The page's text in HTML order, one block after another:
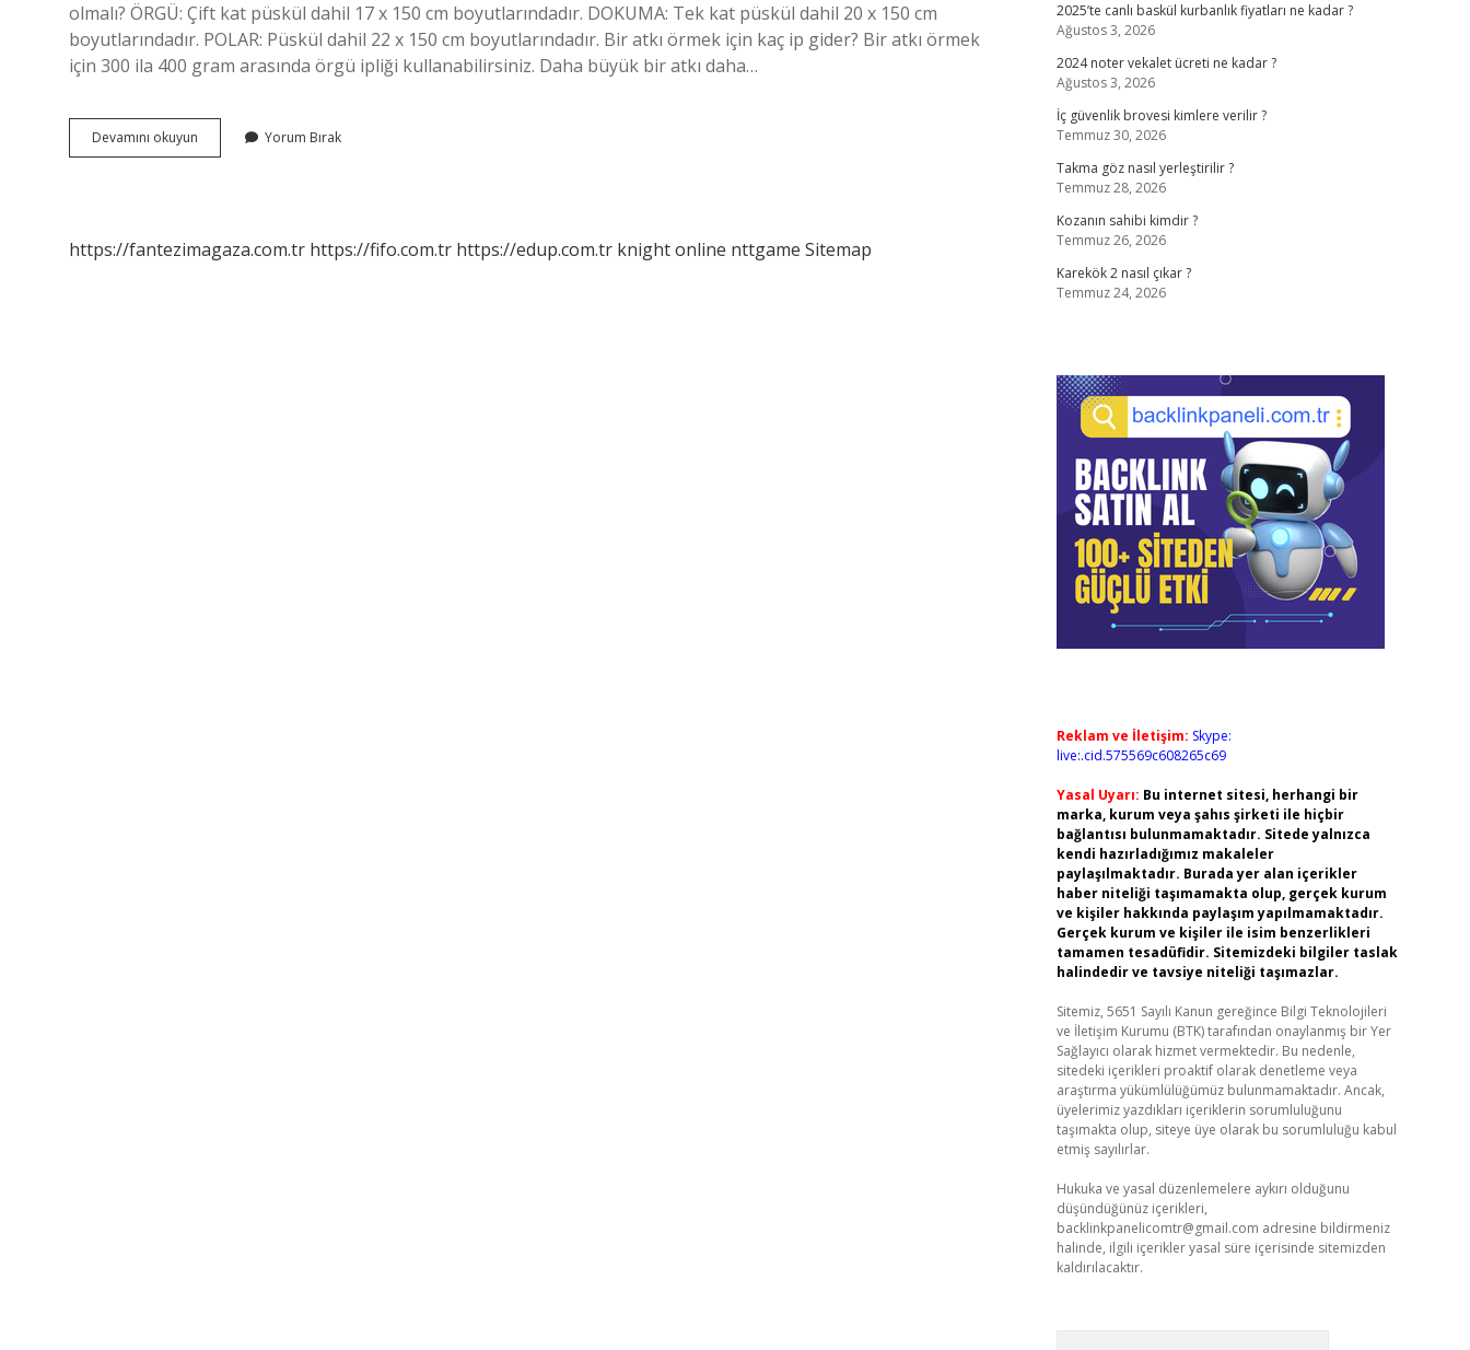
olmalı? ÖRGÜ: Çift kat püskül dahil 17 x 150 cm boyutlarındadır. DOKUMA: Tek kat püskül dahil 20 x 150 cm
boyutlarındadır. POLAR: Püskül dahil 22 x 150 cm boyutlarındadır. Bir atkı örmek için kaç ip gider? Bir atkı örmek
için 300 ila 400 gram arasında örgü ipliği kullanabilirsiniz. Daha büyük bir atkı daha…
Devamını okuyun
Atkı
Yorum Bırak
https://fantezimagaza.com.tr https://fifo.com.tr https://edup.com.tr knight online nttgame Sitemap
2025’te canlı baskül kurbanlık fiyatları ne kadar ?
Ağustos 3, 2026
2024 noter vekalet ücreti ne kadar ?
Ağustos 3, 2026
İç güvenlik brovesi kimlere verilir ?
Temmuz 30, 2026
Takma göz nasıl yerleştirilir ?
Temmuz 28, 2026
Kozanın sahibi kimdir ?
Temmuz 26, 2026
Karekök 2 nasıl çıkar ?
Temmuz 24, 2026
Reklam ve İletişim: Skype:
live:.cid.575569c608265c69
Yasal Uyarı: Bu internet sitesi, herhangi bir
marka, kurum veya şahıs şirketi ile hiçbir
bağlantısı bulunmamaktadır. Sitede yalnızca
kendi hazırladığımız makaleler
paylaşılmaktadır. Burada yer alan içerikler
haber niteliği taşımamakta olup, gerçek kurum
ve kişiler hakkında paylaşım yapılmamaktadır.
Gerçek kurum ve kişiler ile isim benzerlikleri
tamamen tesadüfidir. Sitemizdeki bilgiler taslak
halindedir ve tavsiye niteliği taşımazlar.
Sitemiz, 5651 Sayılı Kanun gereğince Bilgi Teknolojileri
ve İletişim Kurumu (BTK) tarafından onaylanmış bir Yer
Sağlayıcı olarak hizmet vermektedir. Bu nedenle,
sitedeki içerikleri proaktif olarak denetleme veya
araştırma yükümlülüğümüz bulunmamaktadır. Ancak,
üyelerimiz yazdıkları içeriklerin sorumluluğunu
taşımakta olup, siteye üye olarak bu sorumluluğu kabul
etmiş sayılırlar.
Hukuka ve yasal düzenlemelere aykırı olduğunu
düşündüğünüz içerikleri,
backlinkpanelicomtr@gmail.com adresine bildirmeniz
halinde, ilgili içerikler yasal süre içerisinde sitemizden
kaldırılacaktır.